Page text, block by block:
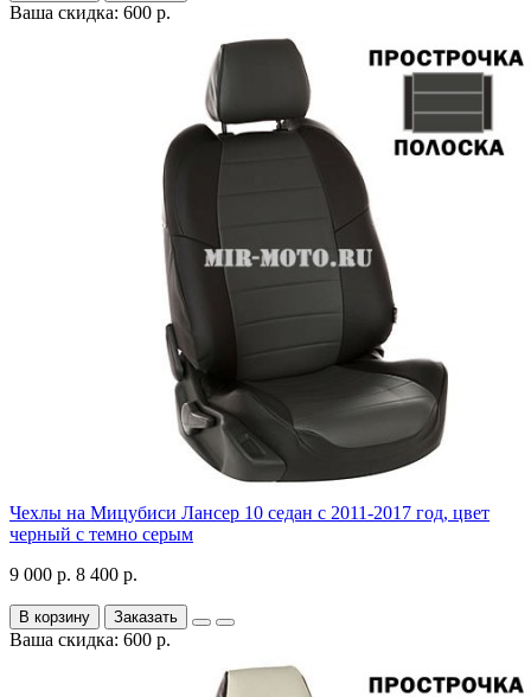
Ваша скидка: 600 р.
Чехлы на Мицубиси Лансер 10 седан с 2011-2017 год, цвет
черный с темно серым
9 000 р. 8 400 р.
В корзину Заказать
Ваша скидка: 600 р.